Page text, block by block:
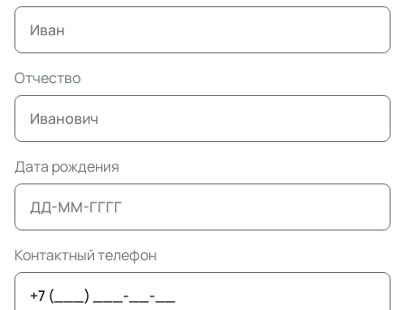
Отчество
Дата рождения
Контактный телефон